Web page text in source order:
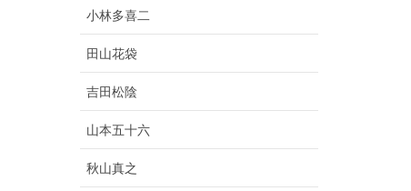
小林多喜二
田山花袋
吉田松陰
山本五十六
秋山真之